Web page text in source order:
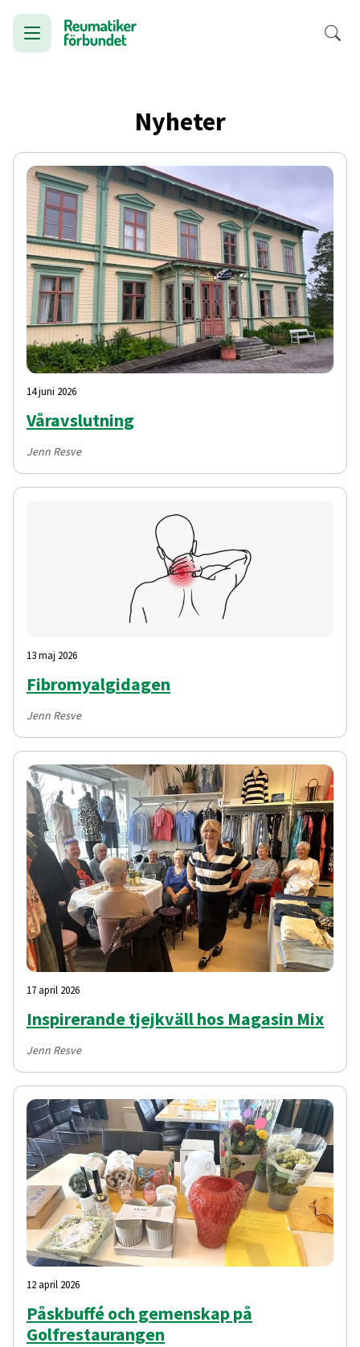
Nyheter
14 juni 2026
Våravslutning
Jenn Resve
13 maj 2026
Fibromyalgidagen
Jenn Resve
17 april 2026
Inspirerande tjejkväll hos Magasin Mix
Jenn Resve
12 april 2026
Påskbuffé och gemenskap på
Golfrestaurangen